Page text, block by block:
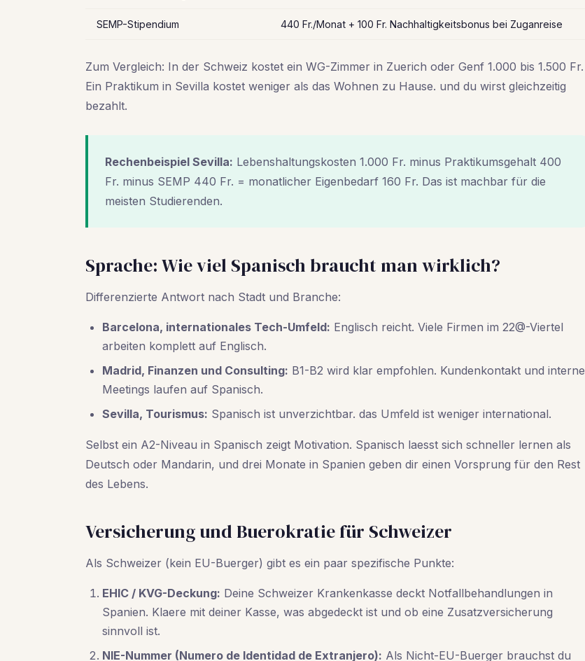
SEMP-Stipendium 440 Fr./Monat + 100 Fr. Nachhaltigkeitsbonus bei Zuganreise
Zum Vergleich: In der Schweiz kostet ein WG-Zimmer in Zuerich oder Genf 1.000 bis 1.500 Fr.
Ein Praktikum in Sevilla kostet weniger als das Wohnen zu Hause. und du wirst gleichzeitig
bezahlt.
Rechenbeispiel Sevilla: Lebenshaltungskosten 1.000 Fr. minus Praktikumsgehalt 400
Fr. minus SEMP 440 Fr. = monatlicher Eigenbedarf 160 Fr. Das ist machbar für die
meisten Studierenden.
Sprache: Wie viel Spanisch braucht man wirklich?
Differenzierte Antwort nach Stadt und Branche:
Barcelona, internationales Tech-Umfeld: Englisch reicht. Viele Firmen im 22@-Viertel
arbeiten komplett auf Englisch.
Madrid, Finanzen und Consulting: B1-B2 wird klar empfohlen. Kundenkontakt und interne
Meetings laufen auf Spanisch.
Sevilla, Tourismus: Spanisch ist unverzichtbar. das Umfeld ist weniger international.
Selbst ein A2-Niveau in Spanisch zeigt Motivation. Spanisch laesst sich schneller lernen als
Deutsch oder Mandarin, und drei Monate in Spanien geben dir einen Vorsprung für den Rest
des Lebens.
Versicherung und Buerokratie für Schweizer
Als Schweizer (kein EU-Buerger) gibt es ein paar spezifische Punkte:
EHIC / KVG-Deckung: Deine Schweizer Krankenkasse deckt Notfallbehandlungen in
Spanien. Klaere mit deiner Kasse, was abgedeckt ist und ob eine Zusatzversicherung
sinnvoll ist.
NIE-Nummer (Numero de Identidad de Extranjero): Als Nicht-EU-Buerger brauchst du